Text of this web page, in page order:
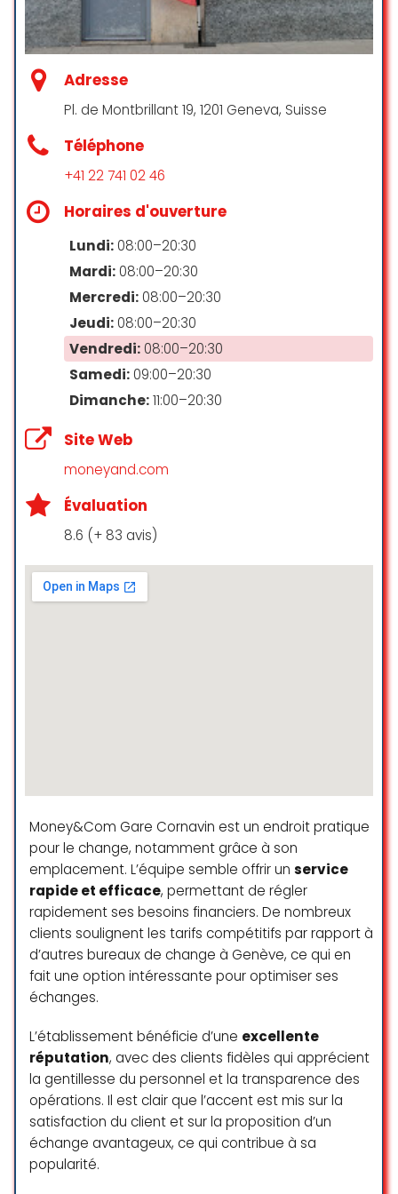
Me gusta el sitio porque hablan
varios idiomas, son amables y el
servicio es rápido, muy lindo el
Excelente servicio, me encantó la
amabilidad y lo rápido que llegó mi
Ils ont un excellent service et un
bon personnel de service client.
¡Excelente servicio! El personal es
amable, servicial y atento.
Recomendado ⭐️⭐️⭐️⭐️⭐️
Adresse
Pl. de Montbrillant 19, 1201 Geneva, Suisse
Téléphone
+41 22 741 02 46
Horaires d'ouverture
Lundi: 08:00–20:30
Mardi: 08:00–20:30
Mercredi: 08:00–20:30
Jeudi: 08:00–20:30
Vendredi: 08:00–20:30
Samedi: 09:00–20:30
Dimanche:11:00–20:30
Site Web
moneyand.com
Évaluation
8.6 (+ 83 avis)
Money&Com Gare Cornavin est un endroit pratique
pour le change, notamment grâce à son
emplacement. L’équipe semble offrir un service
rapide et efficace, permettant de régler
rapidement ses besoins financiers. De nombreux
clients soulignent les tarifs compétitifs par rapport à
d’autres bureaux de change à Genève, ce qui en
fait une option intéressante pour optimiser ses
échanges.
L’établissement bénéficie d’une excellente
réputation, avec des clients fidèles qui apprécient
la gentillesse du personnel et la transparence des
opérations. Il est clair que l’accent est mis sur la
satisfaction du client et sur la proposition d’un
échange avantageux, ce qui contribue à sa
popularité.